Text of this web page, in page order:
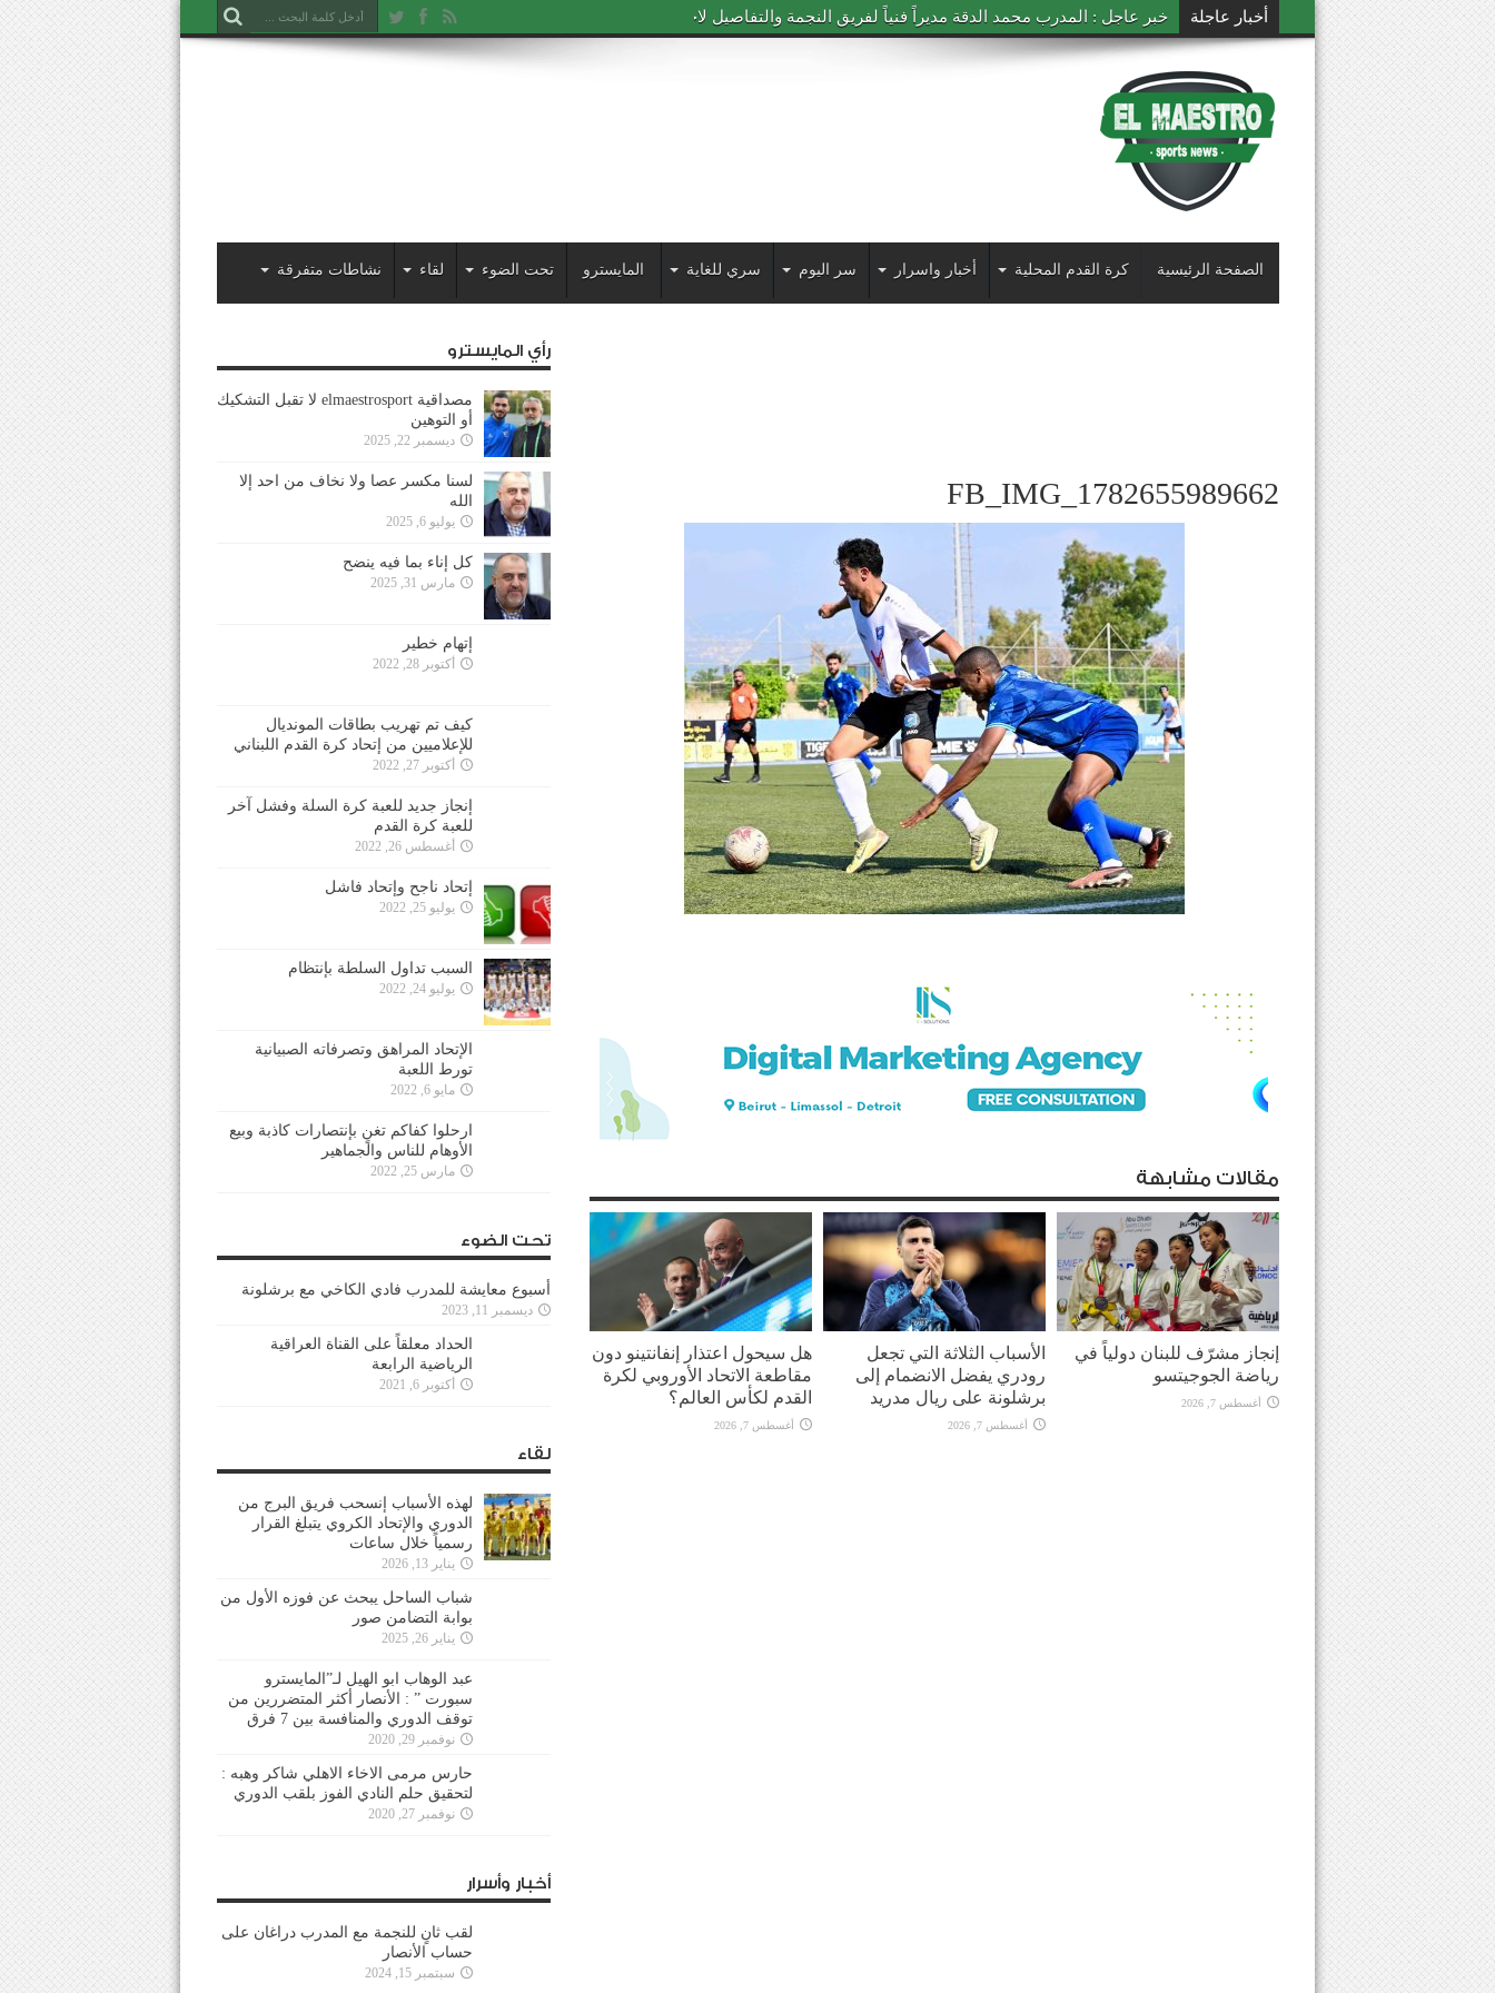
أخبار عاجلة خبر عاجل : المدرب محمد الدقة مديراً فنياً لفريق النجمة والتفاصيل لاحقاً
الصفحة الرئيسية كرة القدم المحلية أخبار واسرار سر اليوم سري للغاية المايسترو تحت الضوء لقاء نشاطات متفرقة
FB_IMG_1782655989662
مقالات مشابهة
إنجاز مشرّف للبنان دولياً في
رياضة الجوجيتسو
أغسطس 7, 2026
الأسباب الثلاثة التي تجعل
رودري يفضل الانضمام إلى
برشلونة على ريال مدريد
أغسطس 7, 2026
هل سيحول اعتذار إنفانتينو دون
مقاطعة الاتحاد الأوروبي لكرة
القدم لكأس العالم؟
أغسطس 7, 2026
رأي المايسترو
مصداقية elmaestrosport لا تقبل التشكيك
أو التوهين
ديسمبر 22, 2025
لسنا مكسر عصا ولا نخاف من احد إلا
الله
يوليو 6, 2025
كل إناء بما فيه ينضح
مارس 31, 2025
إتهام خطير
أكتوبر 28, 2022
كيف تم تهريب بطاقات المونديال
للإعلاميين من إتحاد كرة القدم اللبناني
أكتوبر 27, 2022
إنجاز جديد للعبة كرة السلة وفشل آخر
للعبة كرة القدم
أغسطس 26, 2022
إتحاد ناجح وإتحاد فاشل
يوليو 25, 2022
السبب تداول السلطة بإنتظام
يوليو 24, 2022
الإتحاد المراهق وتصرفاته الصبيانية
تورط اللعبة
مايو 6, 2022
ارحلوا كفاكم تغنٍ بإنتصارات كاذبة وبيع
الأوهام للناس والجماهير
مارس 25, 2022
تحت الضوء
أسبوع معايشة للمدرب فادي الكاخي مع برشلونة
ديسمبر 11, 2023
الحداد معلقاً على القناة العراقية
الرياضية الرابعة
أكتوبر 6, 2021
لقاء
لهذه الأسباب إنسحب فريق البرج من
الدوري والإتحاد الكروي يتبلغ القرار
رسمياً خلال ساعات
يناير 13, 2026
شباب الساحل يبحث عن فوزه الأول من
بوابة التضامن صور
يناير 26, 2025
عبد الوهاب ابو الهيل لـ”المايسترو
سبورت ” : الأنصار أكثر المتضررين من
توقف الدوري والمنافسة بين 7 فرق
نوفمبر 29, 2020
حارس مرمى الاخاء الاهلي شاكر وهبه :
لتحقيق حلم النادي الفوز بلقب الدوري
نوفمبر 27, 2020
أخبار وأسرار
لقب ثانٍ للنجمة مع المدرب دراغان على
حساب الأنصار
سبتمبر 15, 2024